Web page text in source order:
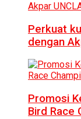
Perkuat
dengan
Promosi
Bird Race